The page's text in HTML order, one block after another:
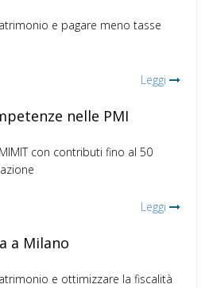
e pagare meno tasse
Leggi
nelle PMI
con contributi fino al 50
Leggi
a Milano
e ottimizzare la fiscalità